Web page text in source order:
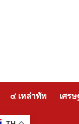
๔ เหล่าทัพ เศร